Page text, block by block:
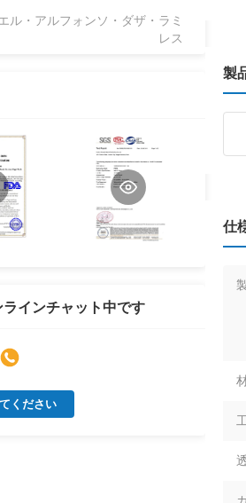
ル・アルフォンソ・ダザ・ラミ
レス
インチャット中です
ください
製
仕